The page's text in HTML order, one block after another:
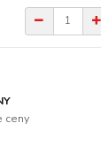
ceny